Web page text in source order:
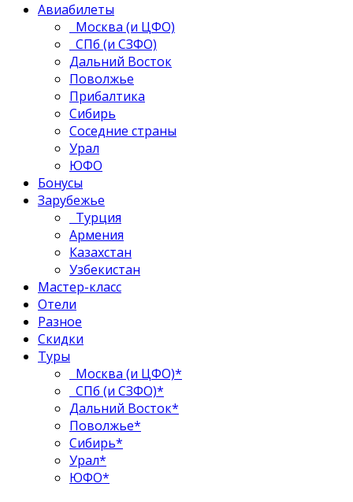
Авиабилеты
Москва (и ЦФО)
СПб (и СЗФО)
Дальний Восток
Поволжье
Прибалтика
Сибирь
Соседние страны
Урал
ЮФО
Бонусы
Зарубежье
Турция
Армения
Казахстан
Узбекистан
Мастер-класс
Отели
Разное
Скидки
Туры
Москва (и ЦФО)*
СПб (и СЗФО)*
Дальний Восток*
Поволжье*
Сибирь*
Урал*
ЮФО*